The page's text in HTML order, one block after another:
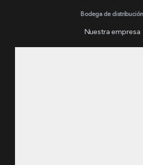
Bodega de distribución
Nuestra empresa